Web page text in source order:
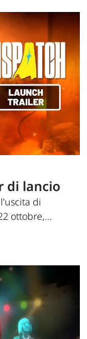
di lancio
di
ottobre,...